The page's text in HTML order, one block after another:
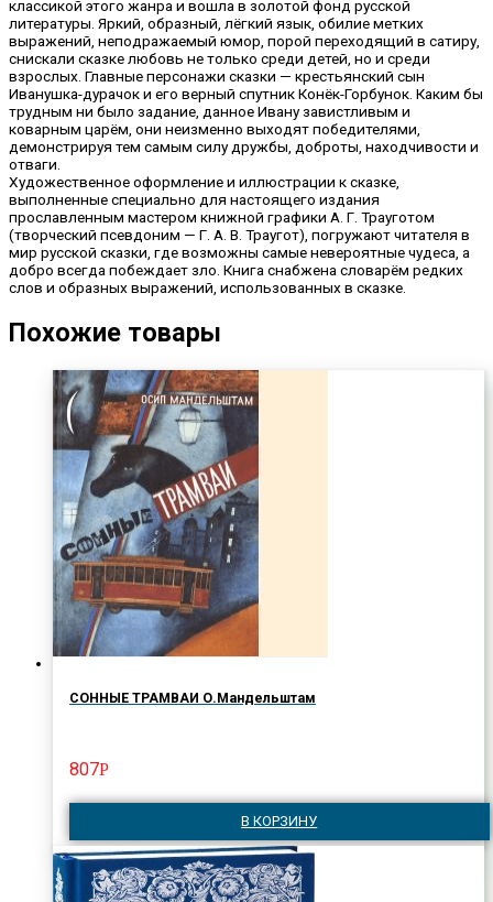
классикой этого жанра и вошла в золотой фонд русской
литературы. Яркий, образный, лёгкий язык, обилие метких
выражений, неподражаемый юмор, порой переходящий в сатиру,
снискали сказке любовь не только среди детей, но и среди
взрослых. Главные персонажи сказки — крестьянский сын
Иванушка-дурачок и его верный спутник Конёк-Горбунок. Каким бы
трудным ни было задание, данное Ивану завистливым и
коварным царём, они неизменно выходят победителями,
демонстрируя тем самым силу дружбы, доброты, находчивости и
отваги.
Художественное оформление и иллюстрации к сказке,
выполненные специально для настоящего издания
прославленным мастером книжной графики А. Г. Трауготом
(творческий псевдоним — Г. А. В. Траугот), погружают читателя в
мир русской сказки, где возможны самые невероятные чудеса, а
добро всегда побеждает зло. Книга снабжена словарём редких
слов и образных выражений, использованных в сказке.
Похожие товары
СОННЫЕ ТРАМВАИ О.Мандельштам
807Р
В КОРЗИНУ